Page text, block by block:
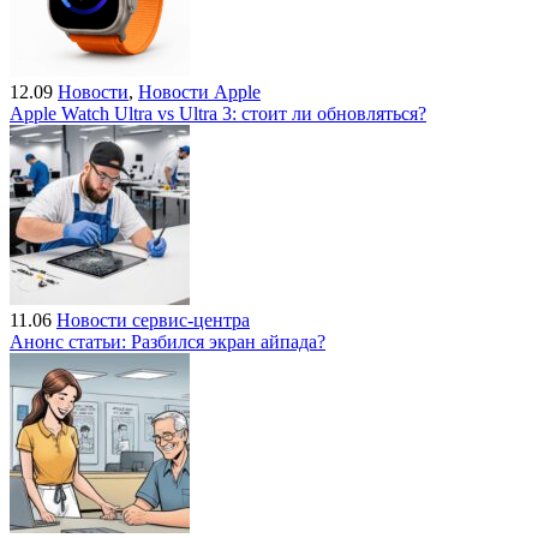
12.09 Новости, Новости Apple
Apple Watch Ultra vs Ultra 3: стоит ли обновляться?
11.06 Новости сервис-центра
Анонс статьи: Разбился экран айпада?